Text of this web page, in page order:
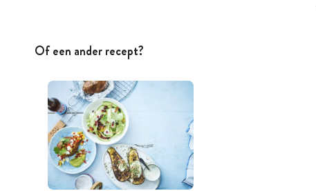
Of een ander recept?